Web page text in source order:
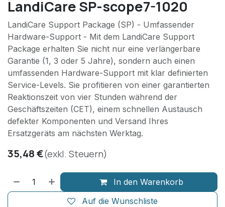
LandiCare SP-scope7-1020
LandiCare Support Package (SP) - Umfassender
Hardware-Support - Mit dem LandiCare Support
Package erhalten Sie nicht nur eine verlängerbare
Garantie (1, 3 oder 5 Jahre), sondern auch einen
umfassenden Hardware-Support mit klar definierten
Service-Levels. Sie profitieren von einer garantierten
Reaktionszeit von vier Stunden während der
Geschäftszeiten (CET), einem schnellen Austausch
defekter Komponenten und Versand Ihres
Ersatzgeräts am nächsten Werktag.
35,48€(exkl. Steuern)
In den Warenkorb
Auf die Wunschliste